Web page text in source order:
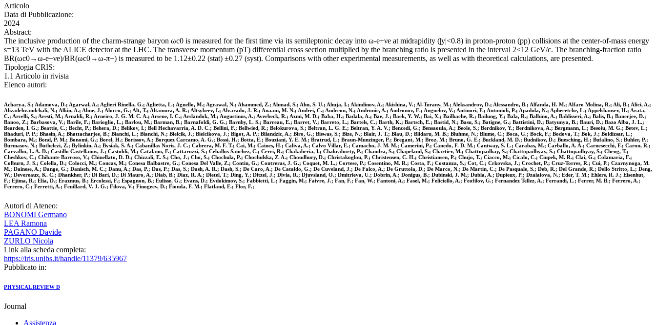
Articolo
Data di Pubblicazione:
2024
Abstract:
The inclusive production of the charm-strange baryon ωc0 is measured for the first time via its semileptonic decay into ω-e+νe at midrapidity (|y|<0.8) in proton-proton (pp) collisions at the center-of-mass energy
s=13 TeV with the ALICE detector at the LHC. The transverse momentum (pT) differential cross section multiplied by the branching ratio is presented in the interval 2<12 GeV/c. The branching-fraction ratio
BR(ωc0→ω-e+νe)/BR(ωc0→ω-π+) is measured to be 1.12±0.22 (stat) ±0.27 (syst). Comparisons with other experimental measurements, as well as with theoretical calculations, are presented.
Tipologia CRIS:
1.1 Articolo in rivista
Elenco autori:
Acharya, S.; Adamova, D.; Agarwal, A.; Aglieri Rinella, G.; Aglietta, L.; Agnello, M.; Agrawal, N.; Ahammed, Z.; Ahmad, S.; Ahn, S. U.; Ahuja, I.; Akindinov, A.; Akishina, V.; Al-Turany, M.; Aleksandrov, D.; Alessandro, B.; Alfanda, H. M.; Alfaro Molina, R.; Ali, B.; Alici, A.;
Alizadehvandchali, N.; Alkin, A.; Alme, J.; Alocco, G.; Alt, T.; Altamura, A. R.; Altsybeev, I.; Alvarado, J. R.; Anaam, M. N.; Andrei, C.; Andreou, N.; Andronic, A.; Andronov, E.; Anguelov, V.; Antinori, F.; Antonioli, P.; Apadula, N.; Aphecetche, L.; Appelshauser, H.; Arata,
C.; Arcelli, S.; Aresti, M.; Arnaldi, R.; Arneiro, J. G. M. C. A.; Arsene, I. C.; Arslandok, M.; Augustinus, A.; Averbeck, R.; Azmi, M. D.; Baba, H.; Badala, A.; Bae, J.; Baek, Y. W.; Bai, X.; Bailhache, R.; Bailung, Y.; Bala, R.; Balbino, A.; Baldisseri, A.; Balis, B.; Banerjee, D.;
Banoo, Z.; Barbasova, V.; Barile, F.; Barioglio, L.; Barlou, M.; Barman, B.; Barnafoldi, G. G.; Barnby, L. S.; Barreau, E.; Barret, V.; Barreto, L.; Bartels, C.; Barth, K.; Bartsch, E.; Bastid, N.; Basu, S.; Batigne, G.; Battistini, D.; Batyunya, B.; Bauri, D.; Bazo Alba, J. L.;
Bearden, I. G.; Beattie, C.; Becht, P.; Behera, D.; Belikov, I.; Bell Hechavarria, A. D. C.; Bellini, F.; Bellwied, R.; Belokurova, S.; Beltran, L. G. E.; Beltran, Y. A. V.; Bencedi, G.; Bensaoula, A.; Beole, S.; Berdnikov, Y.; Berdnikova, A.; Bergmann, L.; Besoiu, M. G.; Betev, L.;
Bhaduri, P. P.; Bhasin, A.; Bhattacharjee, B.; Bianchi, L.; Bianchi, N.; Bielcik, J.; Bielcikova, J.; Bigot, A. P.; Bilandzic, A.; Biro, G.; Biswas, S.; Bize, N.; Blair, J. T.; Blau, D.; Blidaru, M. B.; Bluhme, N.; Blume, C.; Boca, G.; Bock, F.; Bodova, T.; Bok, J.; Boldizsar, L.;
Bombara, M.; Bond, P. M.; Bonomi, G.; Borel, H.; Borissov, A.; Borquez Carcamo, A. G.; Bossi, H.; Botta, E.; Bouziani, Y. E. M.; Bratrud, L.; Braun-Munzinger, P.; Bregant, M.; Broz, M.; Bruno, G. E.; Buckland, M. D.; Budnikov, D.; Buesching, H.; Bufalino, S.; Buhler, P.;
Burmasov, N.; Buthelezi, Z.; Bylinkin, A.; Bysiak, S. A.; Cabanillas Noris, J. C.; Cabrera, M. F. T.; Cai, M.; Caines, H.; Caliva, A.; Calvo Villar, E.; Camacho, J. M. M.; Camerini, P.; Canedo, F. D. M.; Cantway, S. L.; Carabas, M.; Carballo, A. A.; Carnesecchi, F.; Caron, R.;
Carvalho, L. A. D.; Castillo Castellanos, J.; Castoldi, M.; Catalano, F.; Cattaruzzi, S.; Ceballos Sanchez, C.; Cerri, R.; Chakaberia, I.; Chakraborty, P.; Chandra, S.; Chapeland, S.; Chartier, M.; Chattopadhay, S.; Chattopadhyay, S.; Chattopadhyay, S.; Cheng, T.;
Cheshkov, C.; Chibante Barroso, V.; Chinellato, D. D.; Chizzali, E. S.; Cho, J.; Cho, S.; Chochula, P.; Chochulska, Z. A.; Choudhury, D.; Christakoglou, P.; Christensen, C. H.; Christiansen, P.; Chujo, T.; Ciacco, M.; Cicalo, C.; Ciupek, M. R.; Clai, G.; Colamaria, F.;
Colburn, J. S.; Colella, D.; Colocci, M.; Concas, M.; Conesa Balbastre, G.; Conesa Del Valle, Z.; Contin, G.; Contreras, J. G.; Coquet, M. L.; Cortese, P.; Cosentino, M. R.; Costa, F.; Costanza, S.; Cot, C.; Crkovska, J.; Crochet, P.; Cruz-Torres, R.; Cui, P.; Czarnynoga, M.
M.; Dainese, A.; Dange, G.; Danisch, M. C.; Danu, A.; Das, P.; Das, P.; Das, S.; Dash, A. R.; Dash, S.; De Caro, A.; De Cataldo, G.; De Cuveland, J.; De Falco, A.; De Gruttola, D.; De Marco, N.; De Martin, C.; De Pasquale, S.; Deb, R.; Del Grande, R.; Dello Stritto, L.; Deng,
W.; Devereaux, K. C.; Dhankher, P.; Di Bari, D.; Di Mauro, A.; Diab, B.; Diaz, R. A.; Dietel, T.; Ding, Y.; Ditzel, J.; Divia, R.; Djuvsland, O.; Dmitrieva, U.; Dobrin, A.; Donigus, B.; Dubinski, J. M.; Dubla, A.; Dupieux, P.; Dzalaiova, N.; Eder, T. M.; Ehlers, R. J.; Eisenhut,
F.; Ejima, R.; Elia, D.; Erazmus, B.; Ercolessi, F.; Espagnon, B.; Eulisse, G.; Evans, D.; Evdokimov, S.; Fabbietti, L.; Faggin, M.; Faivre, J.; Fan, F.; Fan, W.; Fantoni, A.; Fasel, M.; Feliciello, A.; Feofilov, G.; Fernandez Tellez, A.; Ferrandi, L.; Ferrer, M. B.; Ferrero, A.;
Ferrero, C.; Ferretti, A.; Feuillard, V. J. G.; Filova, V.; Finogeev, D.; Fionda, F. M.; Flatland, E.; Flor, F.;
Autori di Ateneo:
BONOMI Germano
LEA Ramona
PAGANO Davide
ZURLO Nicola
Link alla scheda completa:
https://iris.unibs.it/handle/11379/635967
Pubblicato in:
PHYSICAL REVIEW D
Journal
Assistenza